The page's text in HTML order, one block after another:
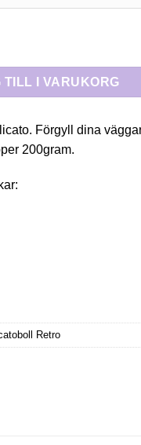
RETRO“ mängd
TILL I VARUKORG
Förgyll dina
200gram.
Retro